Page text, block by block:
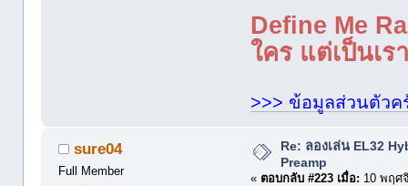
Define Me
ใคร แต่เป็นเ
>>> ข้อมูลส่วนตัวค
sure04
Full Member
Re: ลองเล่น EL32
Preamp
« ตอบกลับ #223 เมื่อ: 10 พฤศ